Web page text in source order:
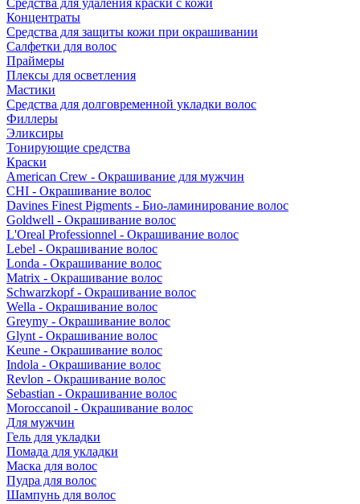
Средства для удаления краски с кожи
Концентраты
Средства для защиты кожи при окрашивании
Салфетки для волос
Праймеры
Плексы для осветления
Мастики
Средства для долговременной укладки волос
Филлеры
Эликсиры
Тонирующие средства
Краски
American Crew - Окрашивание для мужчин
CHI - Окрашивание волос
Davines Finest Pigments - Био-ламинирование волос
Goldwell - Окрашивание волос
L'Oreal Professionnel - Окрашивание волос
Lebel - Окрашивание волос
Londa - Окрашивание волос
Matrix - Окрашивание волос
Schwarzkopf - Окрашивание волос
Wella - Окрашивание волос
Greymy - Окрашивание волос
Glynt - Окрашивание волос
Keune - Окрашивание волос
Indola - Окрашивание волос
Revlon - Окрашивание волос
Sebastian - Окрашивание волос
Moroccanoil - Окрашивание волос
Для мужчин
Гель для укладки
Помада для укладки
Маска для волос
Пудра для волос
Шампунь для волос